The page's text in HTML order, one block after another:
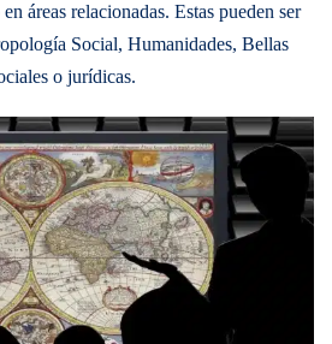
áreas relacionadas. Estas pueden ser
Social, Humanidades, Bellas
o jurídicas.